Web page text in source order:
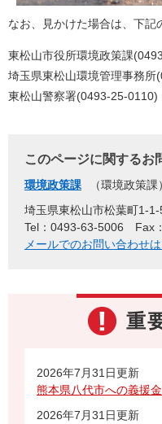
なお、見かけた場合は、下記
東松山市役所環境政策課
埼玉県東松山環境管理事務所
東松山警察署(0493-25-0110)
このページに関するお
環境政策課
環境政策課
埼玉県東松山市松葉町1-
Tel：0493-63-5006
Fax
メールでのお問い合わせ
重
2026年7月31日更新
熊本県八代市への義援
2026年7月31日更新